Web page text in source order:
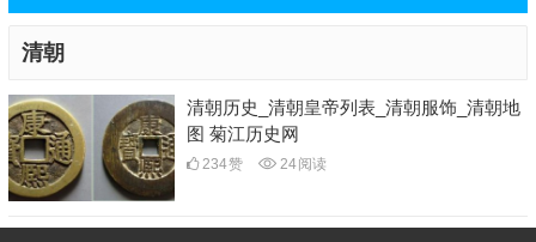
清朝
清朝历史_清朝皇帝列表_清朝服饰_清朝地
图 菊江历史网
234赞 24阅读